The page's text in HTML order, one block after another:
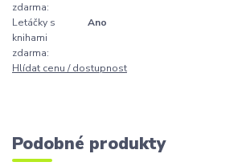
zdarma:
Letáčky s
knihami
zdarma:
Ano
Hlídat cenu / dostupnost
Podobné produkty